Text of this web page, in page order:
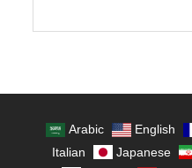
Arabic English
Italian
Japanese